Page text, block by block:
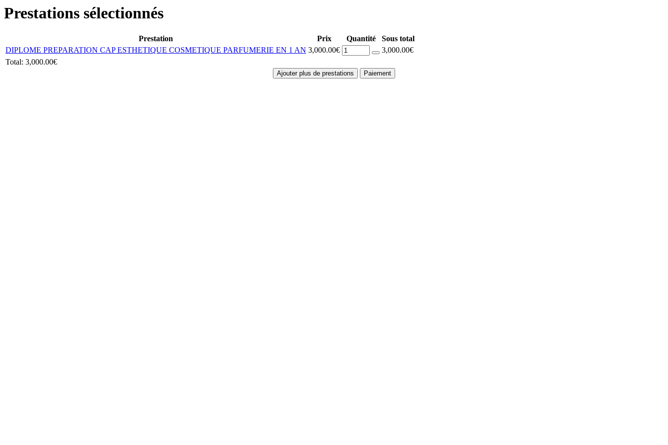
Prestations sélectionnés
Prestation Prix Quantité
Sous total
DIPLOME PREPARATION CAP ESTHETIQUE COSMETIQUE PARFUMERIE EN 1 AN 3,000.00€
3,000.00€
Total: 3,000.00€
Ajouter plus de prestations Paiement